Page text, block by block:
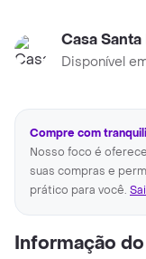
Casa Santa
Disponível
Compre com
Nosso foco é
suas compras e
prático para você.
Informação